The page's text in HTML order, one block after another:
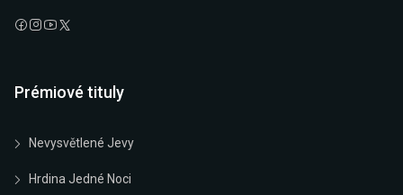
Prémiové tituly
Nevysvětlené Jevy
Hrdina Jedné Noci